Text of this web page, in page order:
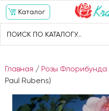
Каталог
Главная / Розы Флорибунда
Paul Rubens)